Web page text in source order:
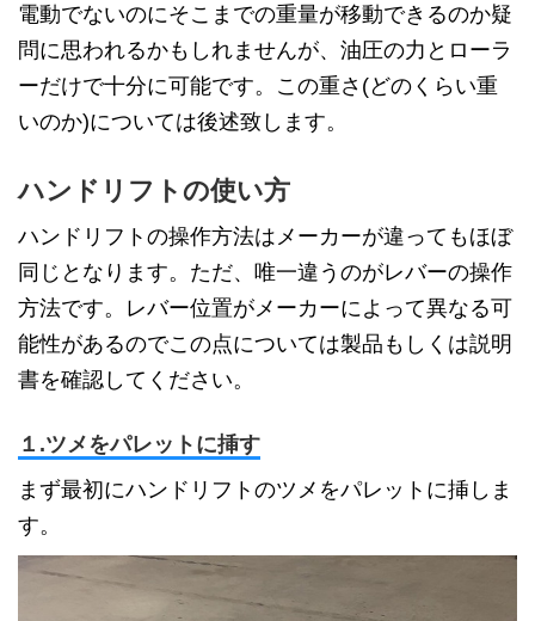
電動でないのにそこまでの重量が移動できるのか疑
問に思われるかもしれませんが、油圧の力とローラ
ーだけで十分に可能です。この重さ(どのくらい重
いのか)については後述致します。
ハンドリフトの使い方
ハンドリフトの操作方法はメーカーが違ってもほぼ
同じとなります。ただ、唯一違うのがレバーの操作
方法です。レバー位置がメーカーによって異なる可
能性があるのでこの点については製品もしくは説明
書を確認してください。
１.ツメをパレットに挿す
まず最初にハンドリフトのツメをパレットに挿しま
す。